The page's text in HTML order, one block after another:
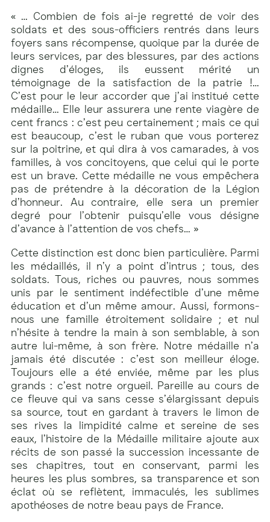
« … Combien de fois ai-je regretté de voir des
soldats et des sous-officiers rentrés dans leurs
foyers sans récompense, quoique par la durée de
leurs services, par des blessures, par des actions
dignes d’éloges, ils eussent mérité un
témoignage de la satisfaction de la patrie !…
C’est pour le leur accorder que j’ai institué cette
médaille… Elle leur assurera une rente viagère de
cent francs : c’est peu certainement ; mais ce qui
est beaucoup, c’est le ruban que vous porterez
sur la poitrine, et qui dira à vos camarades, à vos
familles, à vos concitoyens, que celui qui le porte
est un brave. Cette médaille ne vous empêchera
pas de prétendre à la décoration de la Légion
d’honneur. Au contraire, elle sera un premier
degré pour l’obtenir puisqu’elle vous désigne
d’avance à l’attention de vos chefs… »
Cette distinction est donc bien particulière. Parmi
les médaillés, il n’y a point d’intrus ; tous, des
soldats. Tous, riches ou pauvres, nous sommes
unis par le sentiment indéfectible d’une même
éducation et d’un même amour. Aussi, formons-
nous une famille étroitement solidaire ; et nul
n’hésite à tendre la main à son semblable, à son
autre lui-même, à son frère. Notre médaille n’a
jamais été discutée : c’est son meilleur éloge.
Toujours elle a été enviée, même par les plus
grands : c’est notre orgueil. Pareille au cours de
ce fleuve qui va sans cesse s’élargissant depuis
sa source, tout en gardant à travers le limon de
ses rives la limpidité calme et sereine de ses
eaux, l’histoire de la Médaille militaire ajoute aux
récits de son passé la succession incessante de
ses chapitres, tout en conservant, parmi les
heures les plus sombres, sa transparence et son
éclat où se reflètent, immaculés, les sublimes
apothéoses de notre beau pays de France.